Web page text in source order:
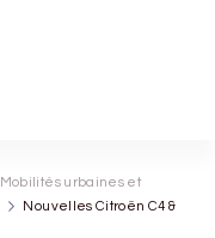
Mobilités urbaines et
Nouvelles Citroën C4 &